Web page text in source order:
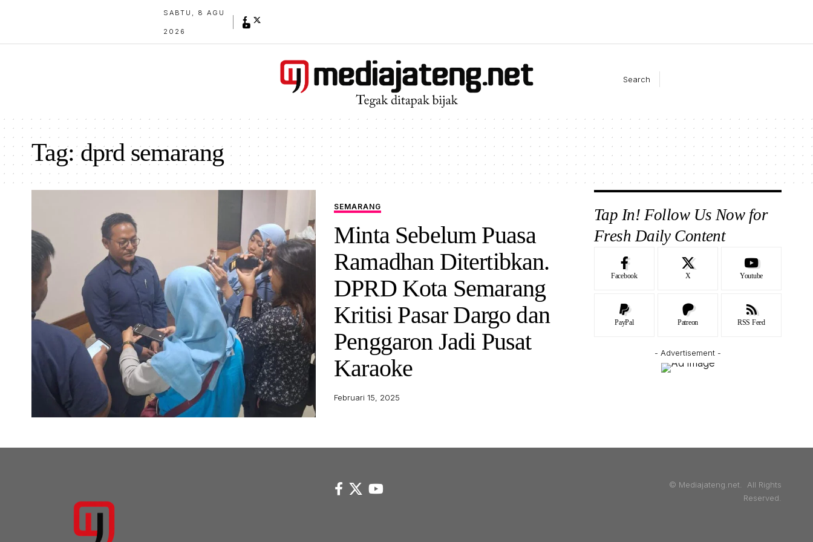
SABTU, 8 AGU
2026
Search
Tag:dprd semarang
SEMARANG
Minta Sebelum Puasa
Ramadhan Ditertibkan.
DPRD Kota Semarang
Kritisi Pasar Dargo dan
Penggaron Jadi Pusat
Karaoke
Februari 15, 2025
Tap In! Follow Us Now for
Fresh Daily Content
Facebook X Youtube
PayPal Patreon RSS Feed
- Advertisement -
© Mediajateng.net. All Rights
Reserved.